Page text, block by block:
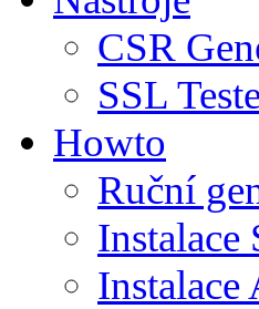
CSR
SSL
Howto
Ruční
Instalace
Instalace